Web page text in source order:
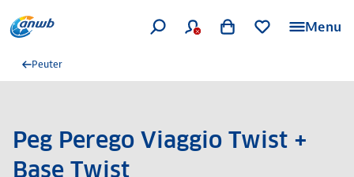
Menu
Peuter
Peg Perego Viaggio Twist +
Base Twist